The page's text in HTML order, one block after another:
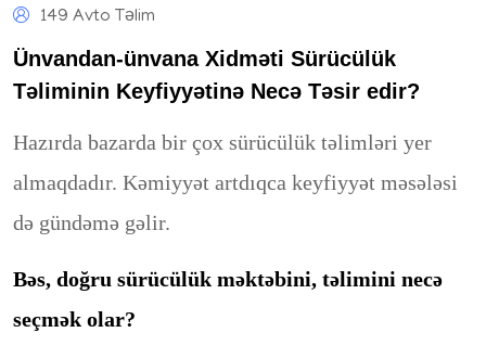
149 Avto Təlim
Ünvandan-ünvana Xidməti Sürücülük
Təliminin Keyfiyyətinə Necə Təsir edir?
Hazırda bazarda bir çox sürücülük təlimləri yer
almaqdadır. Kəmiyyət artdıqca keyfiyyət məsələsi
də gündəmə gəlir.
Bəs, doğru sürücülük məktəbini, təlimini necə
seçmək olar?